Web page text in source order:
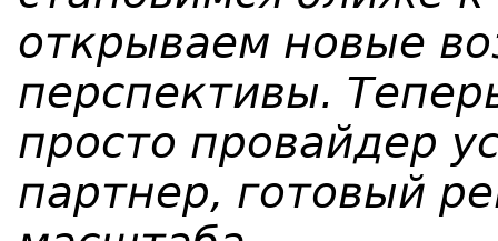
открываем новые
перспективы.
просто провайдер
партнер, готовый